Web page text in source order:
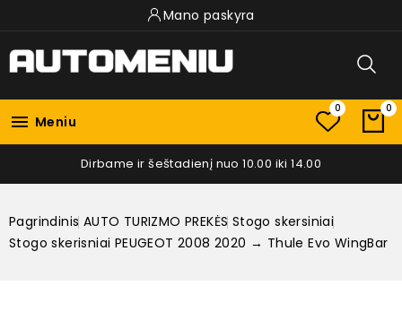
Mano paskyra
 Meniu
0 0
Dirbame ir šeštadienį nuo 10.00 iki 14.00
Pagrindinis AUTO TURIZMO PREKĖS Stogo skersiniai
Stogo skerisniai PEUGEOT 2008 2020 → Thule Evo WingBar